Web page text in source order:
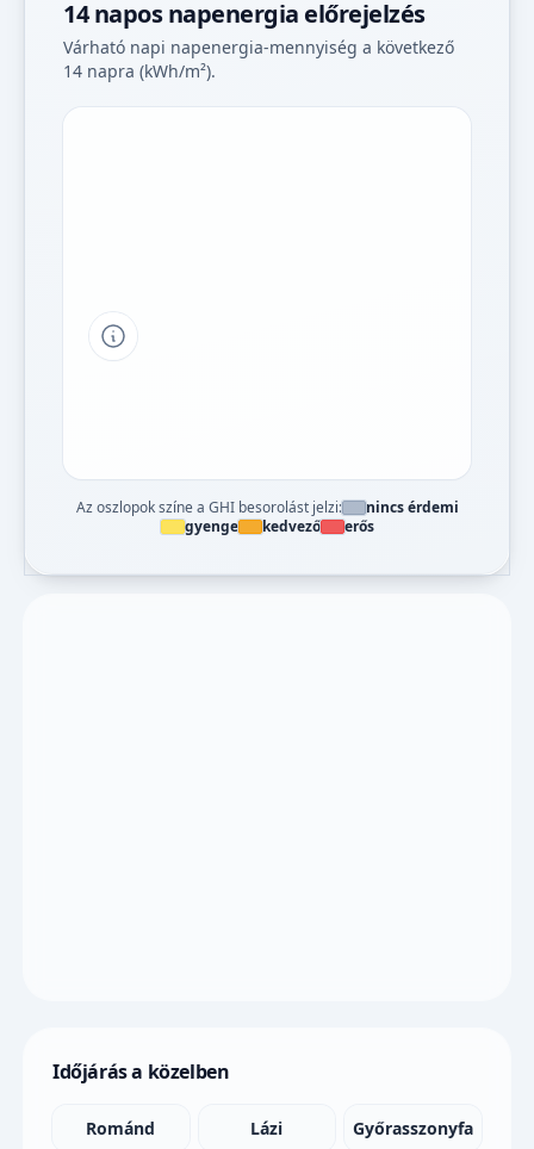
14 napos napenergia előrejelzés
Várható napi napenergia-mennyiség a következő
14 napra (kWh/m²).
Tipp a grafikon jelmagyarázatához
Az oszlopok színe a GHI besorolást jelzi:
nincs érdemi
gyenge
kedvező erős
Időjárás a közelben
Románd Lázi Győrasszonyfa